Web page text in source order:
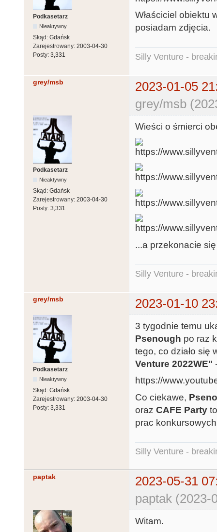
Podkasetarz
Nieaktywny
Skąd: Gdańsk
Zarejestrowany: 2003-04-30
Posty: 3,331
Właściciel obiektu
posiadam zdjęcia.
Silly Venture -
grey/msb
2023-01-05
grey/msb
Podkasetarz
Nieaktywny
Skąd: Gdańsk
Zarejestrowany: 2003-04-30
Posty: 3,331
Wieści o śmierci
...a przekonacie
Silly Venture -
grey/msb 2023-01-10
Podkasetarz
Nieaktywny
Skąd: Gdańsk
Zarejestrowany: 2003-04-30
Posty: 3,331
3 tygodnie temu
Psenough po raz
tego, co działo się
Venture 2022WE"
https://
Co ciekawe,
oraz CAFE Party
prac
Silly Venture -
paptak
2023-05-31
paptak (2023-
Witam.